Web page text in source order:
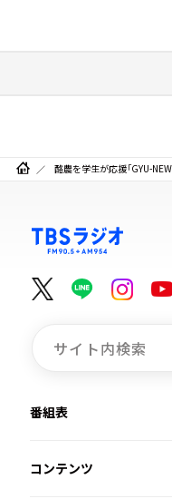
酪農を学生が応援「GYU-
番組表
コンテンツ